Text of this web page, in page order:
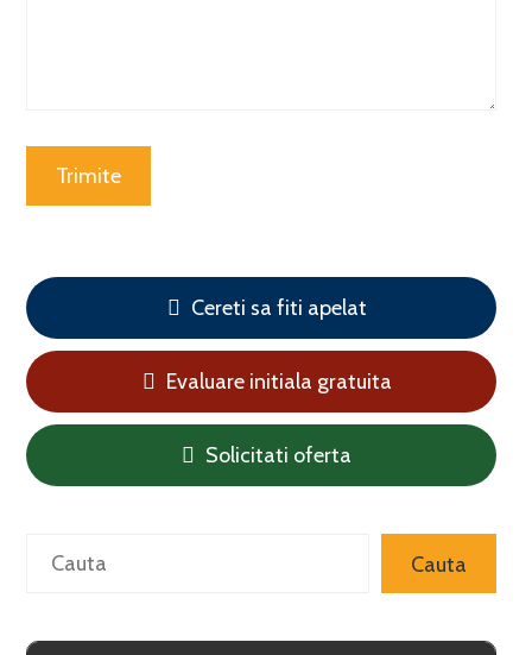
Cereti sa fiti apelat
Evaluare initiala gratuita
Solicitati oferta
Search Cauta